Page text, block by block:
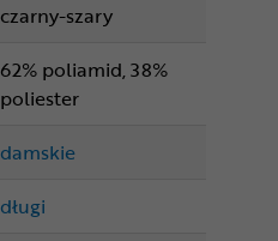
czarny-szary
62% poliamid, 38%
poliester
damskie
długi